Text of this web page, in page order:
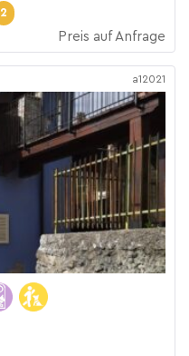
2
Preis auf Anfrage
a12021